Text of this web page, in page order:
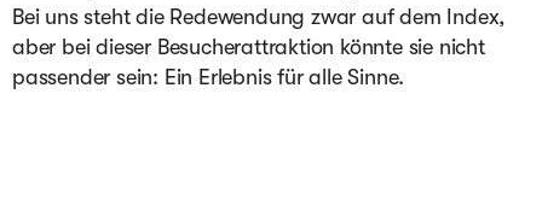
Bei uns steht die Redewendung zwar auf dem Index,
aber bei dieser Besucherattraktion könnte sie nicht